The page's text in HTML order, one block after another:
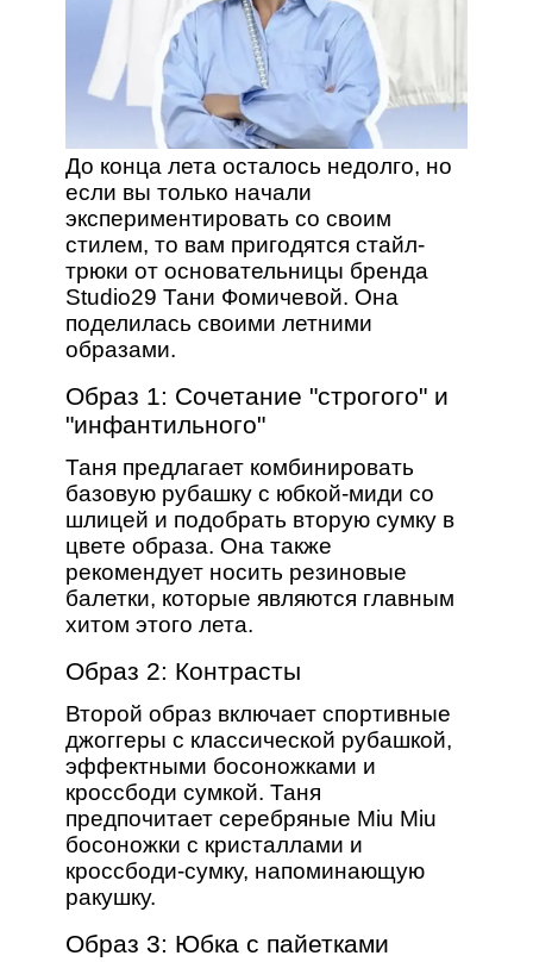
До конца лета осталось недолго, но
если вы только начали
экспериментировать со своим
стилем, то вам пригодятся стайл-
трюки от основательницы бренда
Studio29 Тани Фомичевой. Она
поделилась своими летними
образами.
Образ 1: Сочетание "строгого" и
"инфантильного"
Таня предлагает комбинировать
базовую рубашку с юбкой-миди со
шлицей и подобрать вторую сумку в
цвете образа. Она также
рекомендует носить резиновые
балетки, которые являются главным
хитом этого лета.
Образ 2: Контрасты
Второй образ включает спортивные
джоггеры с классической рубашкой,
эффектными босоножками и
кроссбоди сумкой. Таня
предпочитает серебряные Miu Miu
босоножки с кристаллами и
кроссбоди-сумку, напоминающую
ракушку.
Образ 3: Юбка с пайетками